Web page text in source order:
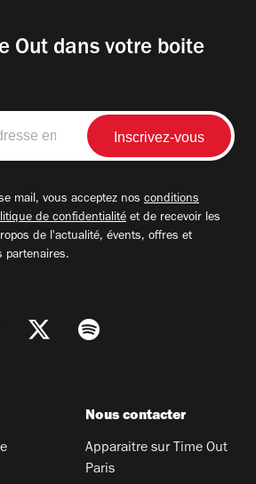
Out dans votre boite
mail, vous acceptez nos conditions
de confidentialité et de recevoir les
de l'actualité, évents, offres et
partenaires.
Nous contacter
Apparaitre sur Time Out
Paris